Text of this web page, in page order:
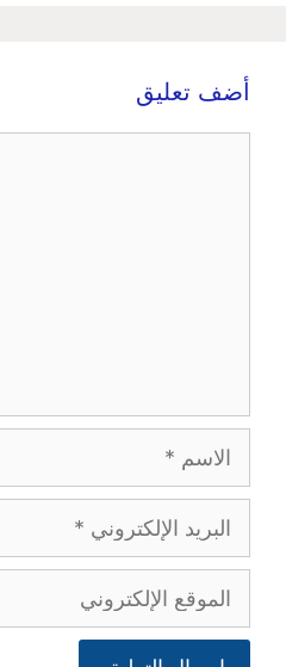
أضف تعليق
الاسم
البريد
الإلكتروني
الموقع
الإلكتروني